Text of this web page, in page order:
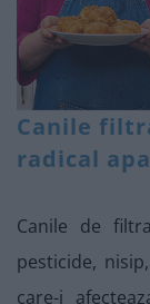
Canile
radical
Canile de
pesticide,
care-i